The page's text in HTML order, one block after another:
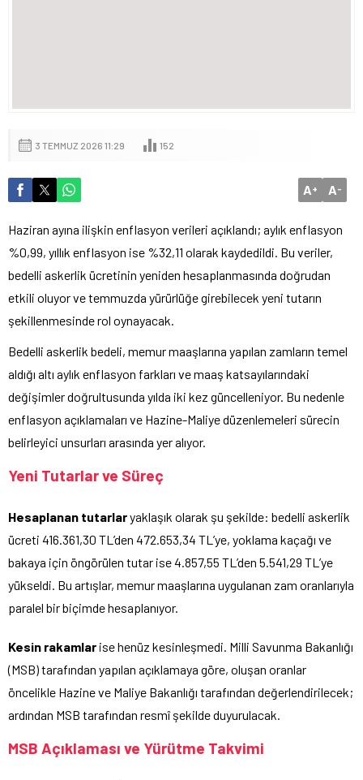
3 TEMMUZ 2026 11:29 152
A+ A-
Haziran ayına ilişkin enflasyon verileri açıklandı; aylık enflasyon
%0,99, yıllık enflasyon ise %32,11 olarak kaydedildi. Bu veriler,
bedelli askerlik ücretinin yeniden hesaplanmasında doğrudan
etkili oluyor ve temmuzda yürürlüğe girebilecek yeni tutarın
şekillenmesinde rol oynayacak.
Bedelli askerlik bedeli, memur maaşlarına yapılan zamların temel
aldığı altı aylık enflasyon farkları ve maaş katsayılarındaki
değişimler doğrultusunda yılda iki kez güncelleniyor. Bu nedenle
enflasyon açıklamaları ve Hazine-Maliye düzenlemeleri sürecin
belirleyici unsurları arasında yer alıyor.
Yeni Tutarlar ve Süreç
Hesaplanan tutarlaryaklaşık olarak şu şekilde: bedelli askerlik
ücreti 416.361,30 TL’den 472.653,34 TL’ye, yoklama kaçağı ve
bakaya için öngörülen tutar ise 4.857,55 TL’den 5.541,29 TL’ye
yükseldi. Bu artışlar, memur maaşlarına uygulanan zam oranlarıyla
paralel bir biçimde hesaplanıyor.
Kesin rakamlar ise henüz kesinleşmedi. Milli Savunma Bakanlığı
(MSB) tarafından yapılan açıklamaya göre, oluşan oranlar
öncelikle Hazine ve Maliye Bakanlığı tarafından değerlendirilecek;
ardından MSB tarafından resmî şekilde duyurulacak.
MSB Açıklaması ve Yürütme Takvimi